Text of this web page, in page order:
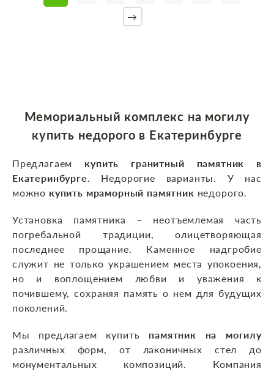
→
Мемориальный комплекс на могилу
купить недорого в Екатеринбурге
Предлагаем купить гранитный памятник
в
Екатеринбурге. Недорогие варианты. У нас
можно купить мраморный памятник недорого.
Установка памятника – неотъемлемая часть
погребальной традиции, олицетворяющая
последнее прощание. Каменное надгробие
служит не только украшением места упокоения,
но и воплощением любви и уважения к
почившему, сохраняя память о нем для будущих
поколений.
Мы предлагаем купить памятник на могилу
различных форм, от лаконичных стел до
монументальных композиций. Компания